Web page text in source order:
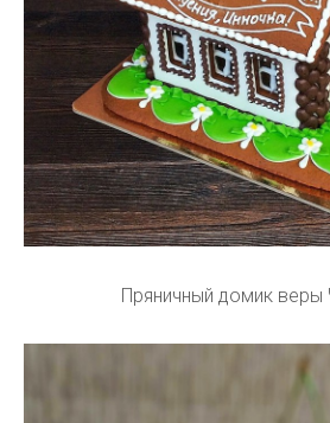
Пряничный домик веры